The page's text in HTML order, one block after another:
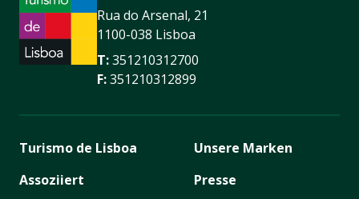
Rua do Arsenal, 21
1100-038 Lisboa
T:351210312700
F:351210312899
Turismo de Lisboa
Assoziiert
Unsere Marken
Presse